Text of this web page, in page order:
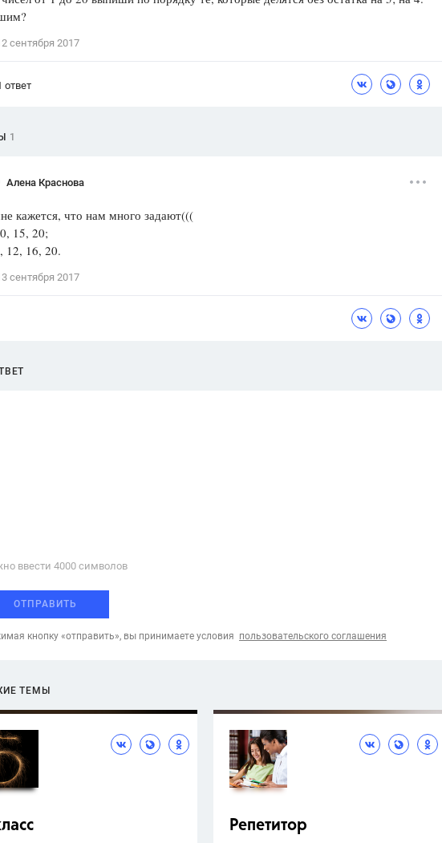
Красота, Воспитание
сентября 2017
ответ
1
Алена Краснова
кажется, что нам много задают(((
15, 20;
12, 16, 20.
сентября 2017
ввести 4000 cимволов
ОТПРАВИТЬ
кнопку «отправить», вы принимаете условия пользовательского соглашения
ТЕМЫ
Репетитор